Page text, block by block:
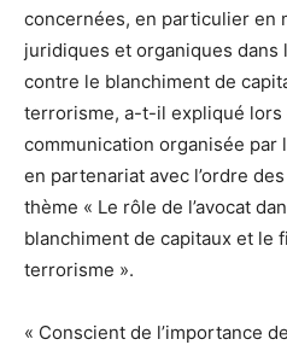
concernées, en particulier en
juridiques et organiques dans
contre le blanchiment de
terrorisme, a-t-il expliqué lors
communication organisée par
en partenariat avec l’ordre
thème « Le rôle de l’avocat
blanchiment de capitaux et le
terrorisme ».
« Conscient de l’importance